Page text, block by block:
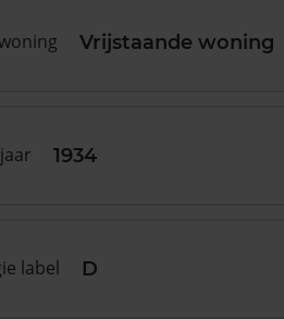
Vrijstaande woning
1934
label D